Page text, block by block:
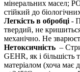
мінеральних масел;
стійкий до
Легкість в обробці -
твердий, не
механічно. Не
Нетоксичність –
GEHR, як і
матеріалом (хоча має